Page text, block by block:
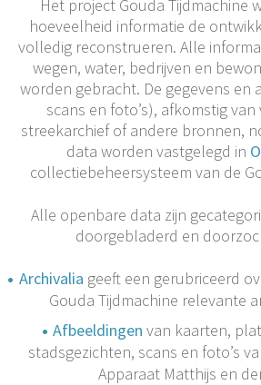
Het project Gouda Tijdmachine
hoeveelheid informatie de
volledig reconstrueren. Alle
wegen, water, bedrijven en
worden gebracht. De gegevens en
scans en foto’s), afkomstig
streekarchief of andere bronnen,
data worden vastgelegd in
collectiebeheersysteem van de
Alle openbare data zijn
doorgebladerd en
Archivalia geeft een gerubriceerd
Gouda Tijdmachine relevante
Afbeeldingen van kaarten,
stadsgezichten, scans en foto’s
Apparaat Matthijs en